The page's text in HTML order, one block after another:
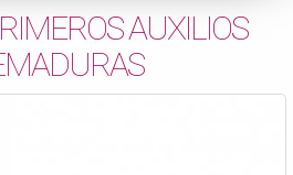
AUXILIOS